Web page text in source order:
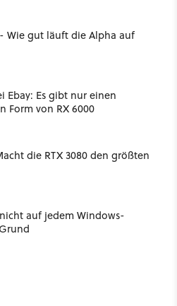
Wie gut läuft die Alpha auf
Ebay: Es gibt nur einen
Form von RX 6000
die RTX 3080 den größten
auf jedem Windows-